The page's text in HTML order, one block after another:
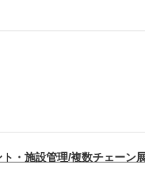
・施設管理/複数チェーン